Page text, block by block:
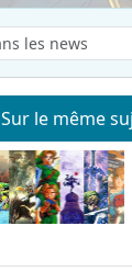
Sur le même